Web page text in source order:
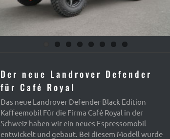
Der neue Landrover Defender
für Café Royal
Das neue Landrover Defender Black Edition
Kaffeemobil Für die Firma Café Royal in der
Schweiz haben wir ein neues Espressomobil
entwickelt und gebaut. Bei diesem Modell wurde